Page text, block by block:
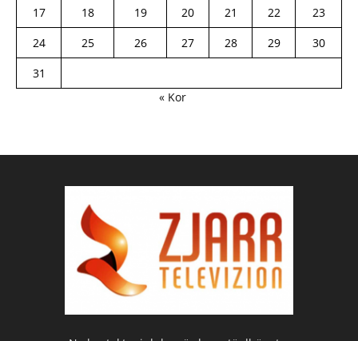
17
18 19 20 21 22
23
24
25 26 27 28 29
30
31
« Kor